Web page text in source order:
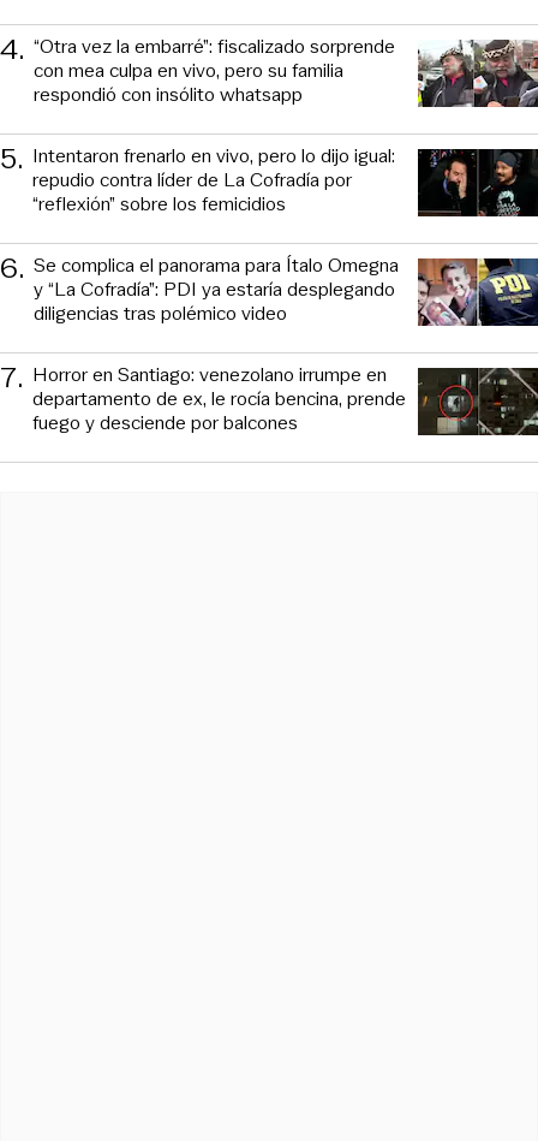
4. “Otra vez la embarré”: fiscalizado sorprende
con mea culpa en vivo, pero su familia
respondió con insólito whatsapp
5. Intentaron frenarlo en vivo, pero lo dijo igual:
repudio contra líder de La Cofradía por
“reflexión” sobre los femicidios
6. Se complica el panorama para Ítalo Omegna
y “La Cofradía”: PDI ya estaría desplegando
diligencias tras polémico video
7. Horror en Santiago: venezolano irrumpe en
departamento de ex, le rocía bencina, prende
fuego y desciende por balcones